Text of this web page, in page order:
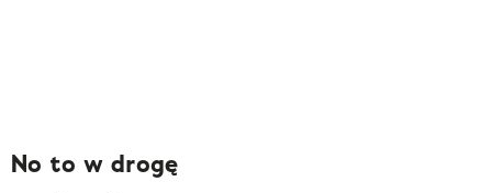
No to w drogę